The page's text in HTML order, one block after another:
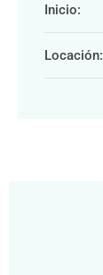
Inicio:
Locación: